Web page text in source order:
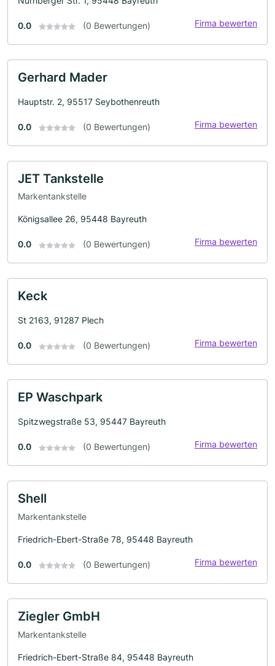
0.0 (0 Bewertungen) Firma bewerten
Gerhard Mader
Hauptstr. 2, 95517 Seybothenreuth
0.0 (0 Bewertungen) Firma bewerten
JET Tankstelle
Markentankstelle
Königsallee 26, 95448 Bayreuth
0.0 (0 Bewertungen) Firma bewerten
Keck
St 2163, 91287 Plech
0.0 (0 Bewertungen) Firma bewerten
EP Waschpark
Spitzwegstraße 53, 95447 Bayreuth
0.0 (0 Bewertungen) Firma bewerten
Shell
Markentankstelle
Friedrich-Ebert-Straße 78, 95448 Bayreuth
0.0 (0 Bewertungen) Firma bewerten
Ziegler GmbH
Markentankstelle
Friedrich-Ebert-Straße 84, 95448 Bayreuth